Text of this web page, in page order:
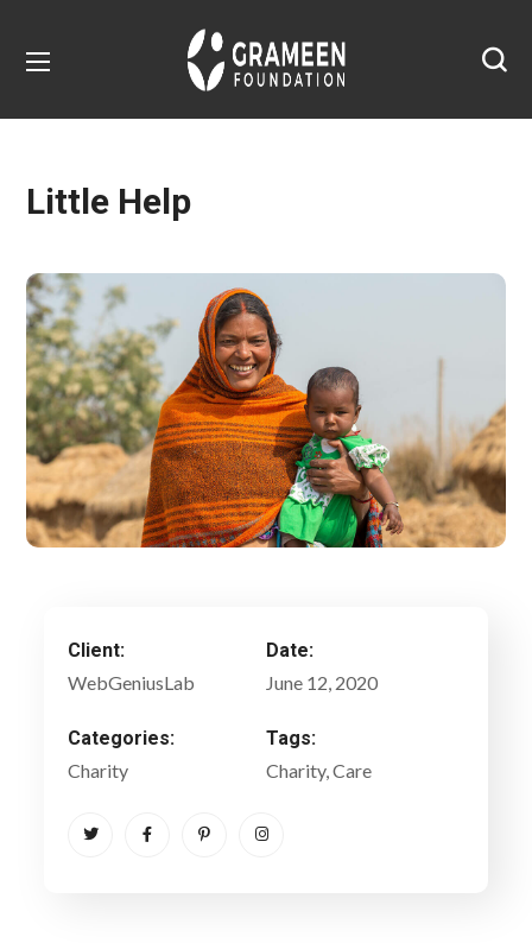
Little Help
Client:
WebGeniusLab
Date:
June 12, 2020
Categories:
Charity
Tags:
Charity, Care